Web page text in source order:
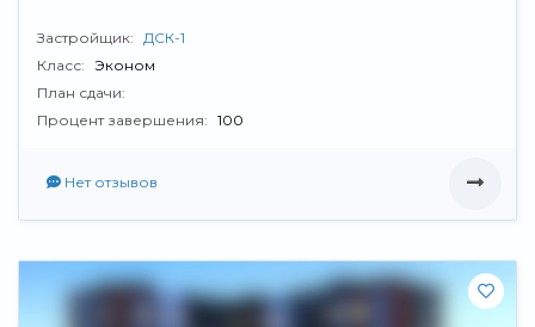
Застройщик: ДСК-1
Класс: Эконом
План сдачи:
Процент завершения: 100
Нет отзывов